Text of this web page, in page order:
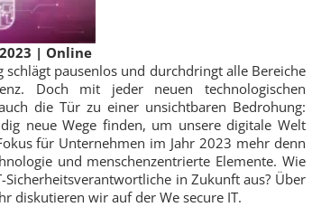
3 | Online
schlägt pausenlos und durchdringt alle Bereiche
Doch mit jeder neuen technologischen
die Tür zu einer unsichtbaren Bedrohung:
neue Wege finden, um unsere digitale Welt
für Unternehmen im Jahr 2023 mehr denn
und menschenzentrierte Elemente. Wie
Sicherheitsverantwortliche in Zukunft aus? Über
diskutieren wir auf der We secure IT.